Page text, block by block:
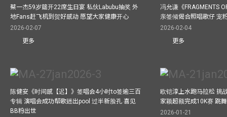
蔡一杰59岁筵开22席生日宴 私伙Labubu抽奖 外
地Fans赶飞机到贺好感动 愿望大家健康开心
2026-02-07
更多
冯允谦《FRAGMENTS
亲签倾偈合照唱歌仔 宠
2026-02-04
更多
陈健安《时间感【迟】》签唱会4小时to签逾三百
专辑 演唱会成功帮歌迷出pool 过半新脸孔 喜见
BB粉出世
欧铠淳上水跑马拉松 挑
家颖超额完成10K赛 跳
2026-01-21